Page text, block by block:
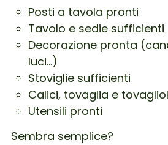
Posti a tavola pronti
Tavolo e sedie sufficienti
Decorazione pronta
luci…)
Stoviglie sufficienti
Calici, tovaglia e
Utensili pronti
Sembra semplice?